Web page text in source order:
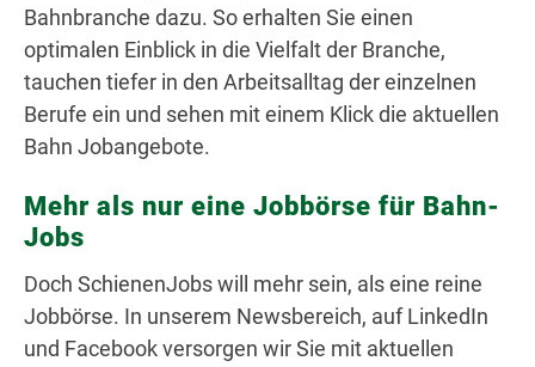
Bahnbranche dazu. So erhalten Sie einen
optimalen Einblick in die Vielfalt der Branche,
tauchen tiefer in den Arbeitsalltag der einzelnen
Berufe ein und sehen mit einem Klick die aktuellen
Bahn Jobangebote.
Mehr als nur eine Jobbörse für Bahn-
Jobs
Doch SchienenJobs will mehr sein, als eine reine
Jobbörse. In unserem Newsbereich, auf LinkedIn
und Facebook versorgen wir Sie mit aktuellen